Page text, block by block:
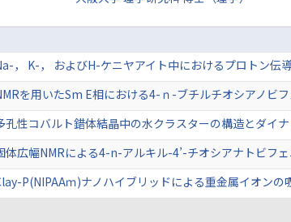
， K-， およびH-ケニヤアイト中におけるプロトン伝
を用いたSm E相における4-ｎ-ブチルチオシアノビ
孔性コバルト錯体結晶中の水クラスターの構造とダイ
体広幅NMRによる4-n-アルキル-4’-チオシアナトビフ
P(NIPAAｍ)ナノハイブリッドによる重金属イオンの